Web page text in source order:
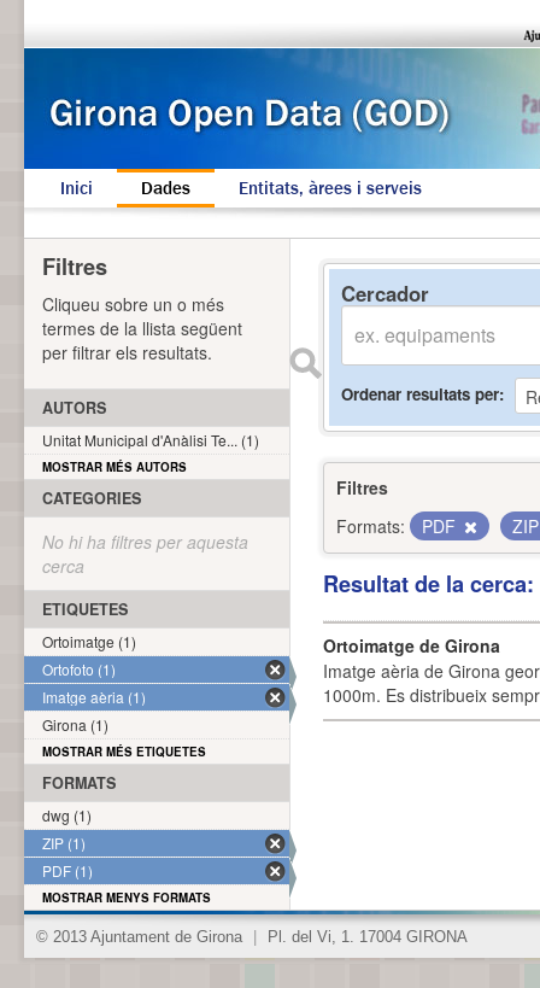
Inici Dades Entitats, àrees i serveis
Cercador
Ordenar resultats per
Filtres
Formats:
PDF
Resultat de la
Ortoimatge de Girona
Imatge aèria de Girona
1000m. Es distribueix
Filtres
Cliqueu sobre un o més
termes de la llista següent
per filtrar els resultats.
AUTORS
Unitat Municipal d'Anàlisi Te... (1)
MOSTRAR MÉS AUTORS
CATEGORIES
No hi ha filtres per aquesta
cerca
ETIQUETES
Ortoimatge (1)
Ortofoto (1)
Imatge aèria (1)
Girona (1)
MOSTRAR MÉS ETIQUETES
FORMATS
dwg (1)
ZIP (1)
PDF (1)
MOSTRAR MENYS FORMATS
© 2013 Ajuntament de Girona Pl. del Vi, 1. 17004 GIRONA